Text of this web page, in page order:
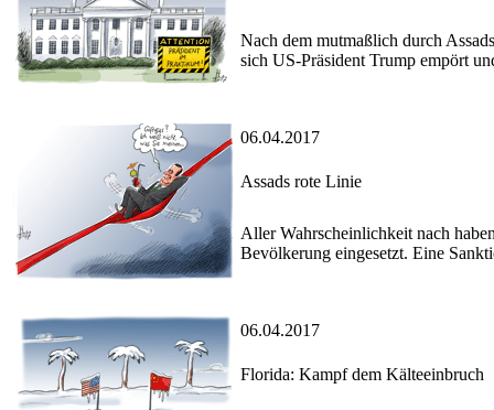
Nach dem mutmaßlich durch
sich US-Präsident Trump empört
06.04.2017
Assads rote Linie
Aller Wahrscheinlichkeit nach
Bevölkerung eingesetzt. Eine
06.04.2017
Florida: Kampf dem Kälteeinbruch